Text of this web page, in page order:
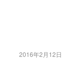
2016年2月12日